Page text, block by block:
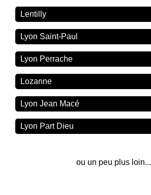
Lentilly
Lyon Saint-Paul
Lyon Perrache
Lozanne
Lyon Jean Macé
Lyon Part Dieu
ou un peu plus loin...